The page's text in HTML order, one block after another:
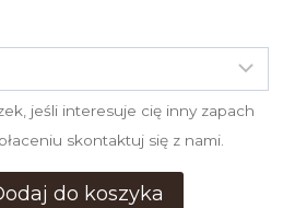
jeśli interesuje cię inny zapach
skontaktuj się z nami.
do koszyka